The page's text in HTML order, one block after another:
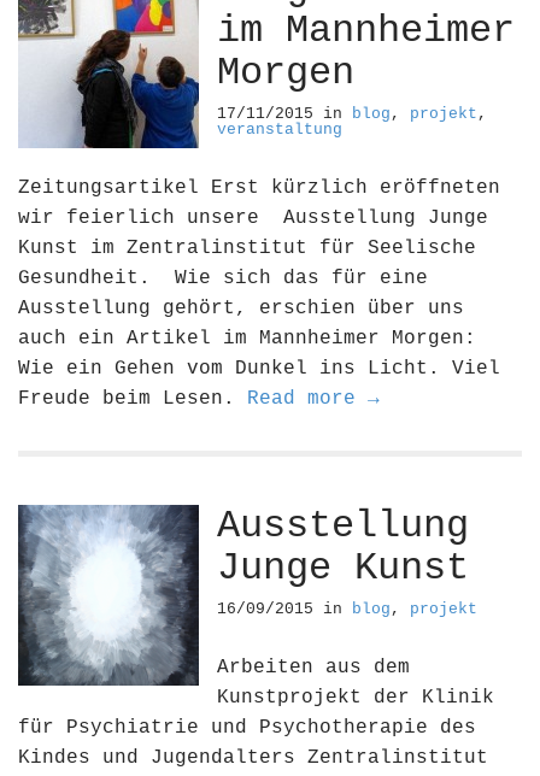
im Mannheimer
Morgen
17/11/2015 in blog , projekt ,
veranstaltung
Zeitungsartikel Erst kürzlich eröffneten
wir feierlich unsere Ausstellung Junge
Kunst im Zentralinstitut für Seelische
Gesundheit. Wie sich das für eine
Ausstellung gehört, erschien über uns
auch ein Artikel im Mannheimer Morgen:
Wie ein Gehen vom Dunkel ins Licht. Viel
Freude beim Lesen. Read more →
Ausstellung
Junge Kunst
16/09/2015 in blog , projekt
Arbeiten aus dem
Kunstprojekt der Klinik
für Psychiatrie und Psychotherapie des
Kindes und Jugendalters Zentralinstitut